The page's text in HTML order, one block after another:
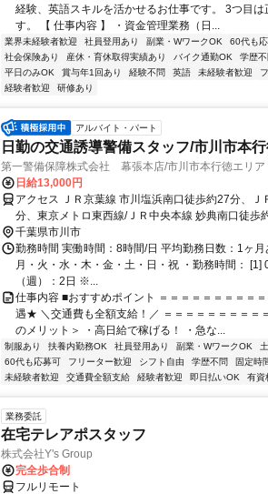
経験、英語スキルを活かせるお仕事です。 3つ目
す。 【 仕事内容 】 ・資金管理業務（日...
業界未経験者歓迎 社員登用あり 副業・WワークOK 60代も
社会保険あり
産休・育休取得実績あり バイク通勤OK 学歴不
平日のみOK
賞与年1回あり 経験不問 英語 未経験者歓迎
経験者歓迎
研修あり
アルバイト・パート
日勤の交通誘導警備スタッフ/市川市本
第一警備保障株式会社 幕張本店/市川市本行徳エリア
日給13,000円
アクセス ＪＲ京葉線 市川塩浜南口徒歩約27分、
分、東京メトロ東西線/ＪＲ中央本線 妙典南口徒歩
額支給＊
千葉県市川市
勤務時間 実働時間：8時間/日 平均勤務日数：1ヶ
月・火・水・木・金・土・日・祝 ・勤務時間：
（週）：2日 ※...
仕事内容 ■おすすめポイント ＝＝＝＝＝＝＝＝＝
遇★ ＼交通費も全額支給！／ ＝＝＝＝＝＝＝＝＝
のメリット＞ ・高日給で稼げる！ ・急な...
制服あり 扶養内勤務OK 社員登用あり 副業・WワークOK
60代も応募可
フリーター歓迎 シフト自由 学歴不問 固定時
未経験者歓迎
交通費全額支給 経験者歓迎 即日払いOK 有資
業務委託
在宅テレアポスタッフ
株式会社Y's Group
完全歩合制
フルリモート